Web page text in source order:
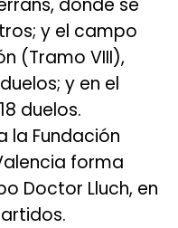
y el campo
(Tramo VIII),
y en el
duelos.
la Fundación
forma
Doctor Lluch, en